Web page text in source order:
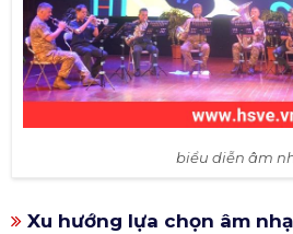
biểu diễn âm
Xu hướng lựa chọn âm